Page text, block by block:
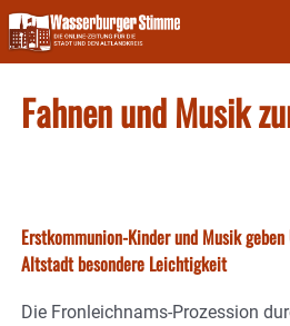
Skip
to
content
Fahnen und Musik
Erstkommunion-Kinder und Musik
Altstadt besondere Leichtigkeit
Die Fronleichnams-Prozession